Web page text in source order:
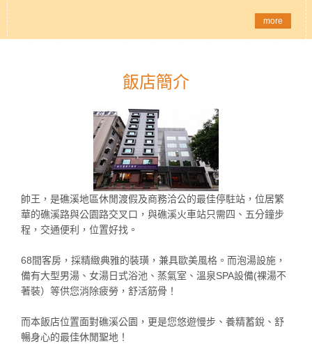
more
飯店簡介
帥王，是礁溪地區休閒渡假及商務洽公的最佳停駐站，位居繁
華的礁溪路與公園路交叉口，與礁溪火車站只需四、五分鐘步
程，交通便利，位置好找。
68間客房，採精緻典雅的裝璜，兼具歐美風格。而泡湯設施，
備有大型男湯、女湯日式浴池、蒸氣室、溫泉SPA設備(裸湯不
著裝）等供您消除疲勞，舒活筋骨！
而本飯店位置面對礁溪公園，更是您悠遊慢步、養精蓄銳、舒
暢身心的最佳休閒聖地！